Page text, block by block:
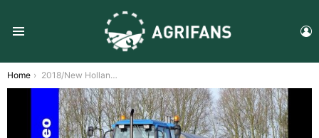
You are here:
Home 2018/New Holland 8340/Mest injecteren/Injection slurry/Gülle ausbringen/Hazeleger/Elspeet